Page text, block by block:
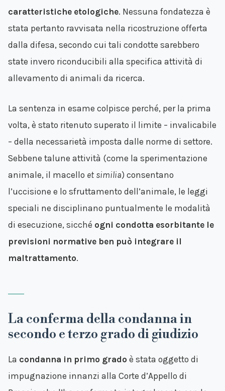
caratteristiche etologiche. Nessuna fondatezza è
stata pertanto ravvisata nella ricostruzione offerta
dalla difesa, secondo cui tali condotte sarebbero
state invero riconducibili alla specifica attività di
allevamento di animali da ricerca.
La sentenza in esame colpisce perché, per la prima
volta, è stato ritenuto superato il limite – invalicabile
– della necessarietà imposta dalle norme di settore.
Sebbene talune attività (come la sperimentazione
animale, il macello et similia) consentano
l’uccisione e lo sfruttamento dell’animale, le leggi
speciali ne disciplinano puntualmente le modalità
di esecuzione, sicché ogni condotta esorbitante le
previsioni normative ben può integrare il
maltrattamento.
La conferma della condanna in
secondo e terzo grado di giudizio
La condanna in primo grado è stata oggetto di
impugnazione innanzi alla Corte d’Appello di